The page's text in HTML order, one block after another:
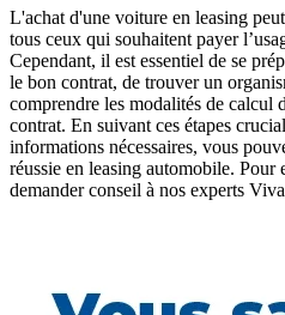
L'achat d'une voiture en leasing
tous ceux qui souhaitent payer
Cependant, il est essentiel de se
le bon contrat, de trouver un
comprendre les modalités de calcul
contrat. En suivant ces étapes
informations nécessaires, vous
réussie en leasing automobile. Pour
demander conseil à nos experts